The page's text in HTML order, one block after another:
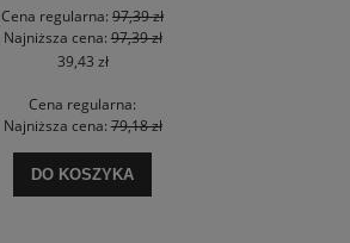
Cena regularna: 97,39 zł
Najniższa cena:97,39 zł
39,43 zł
Cena regularna:
Najniższa cena:79,18 zł
DO KOSZYKA